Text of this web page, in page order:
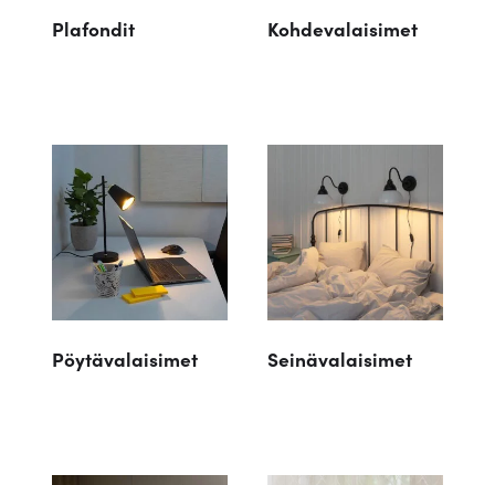
Plafondit Kohdevalaisimet
Pöytävalaisimet Seinävalaisimet